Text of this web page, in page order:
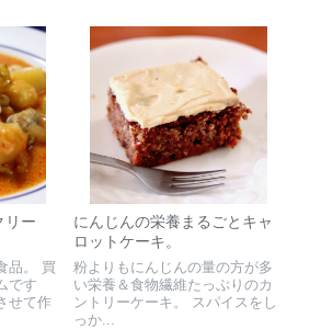
リー
品。 買
です
せて作
にんじんの栄養まるごとキャ
ロットケーキ。
粉よりもにんじんの量の方が多
い栄養＆食物繊維たっぷりのカ
ントリーケーキ。 スパイスをし
っか...